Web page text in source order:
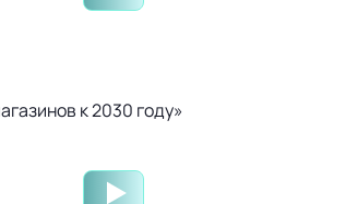
к 2030 году»